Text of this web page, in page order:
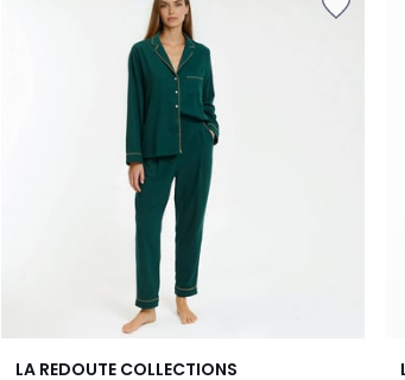
LA REDOUTE COLLECTIONS
3.9
3